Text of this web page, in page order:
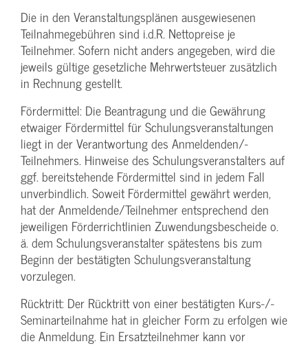
Die in den Veranstaltungsplänen ausgewiesenen
Teilnahmegebühren sind i.d.R. Nettopreise je
Teilnehmer. Sofern nicht anders angegeben, wird die
jeweils gültige gesetzliche Mehrwertsteuer zusätzlich
in Rechnung gestellt.
Fördermittel: Die Beantragung und die Gewährung
etwaiger Fördermittel für Schulungs­veranstaltungen
liegt in der Verantwortung des Anmeldenden/­
Teilnehmers. Hinweise des Schulungs­veranstalters auf
ggf. bereitstehende Fördermittel sind in jedem Fall
unverbindlich. Soweit Fördermittel gewährt werden,
hat der Anmeldende/­Teilnehmer entsprechend den
jeweiligen Förderrichtlinien Zuwendungs­bescheide o.
ä. dem Schulungs­veranstalter spätestens bis zum
Beginn der bestätigten Schulungs­veranstaltung
vorzulegen.
Rücktritt: Der Rücktritt von einer bestätigten Kurs-/­
Seminarteilnahme hat in gleicher Form zu erfolgen wie
die Anmeldung. Ein Ersatzteilnehmer kann vor